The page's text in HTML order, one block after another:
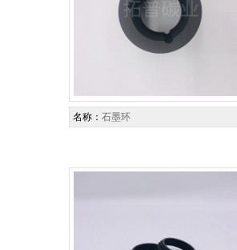
名称： 石墨环